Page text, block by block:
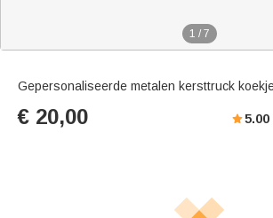
1 / 7
Gepersonaliseerde metalen kersttruck
€ 20,00 5.00